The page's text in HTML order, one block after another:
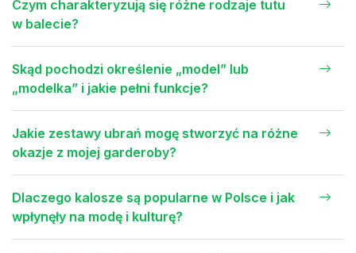
Czym charakteryzują się różne rodzaje tutu
w balecie?
Skąd pochodzi określenie „model” lub
„modelka” i jakie pełni funkcje?
Jakie zestawy ubrań mogę stworzyć na różne
okazje z mojej garderoby?
Dlaczego kalosze są popularne w Polsce i jak
wpłynęły na modę i kulturę?